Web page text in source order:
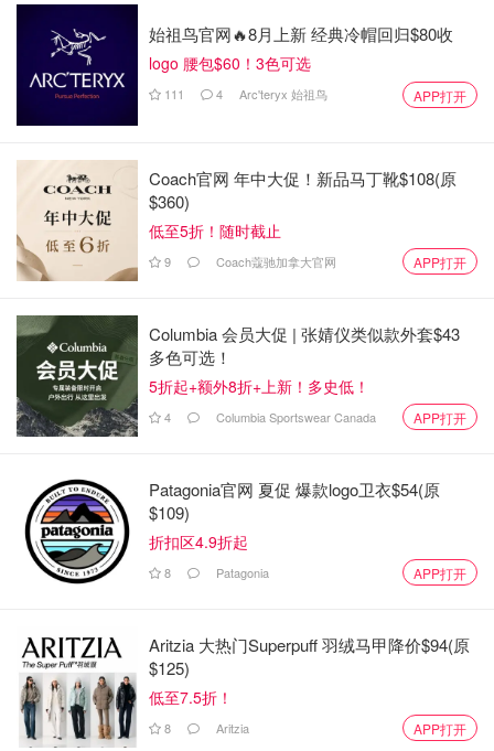
嫌疑人！
始祖鸟官网🔥8月上新 经典冷帽回归$80收
logo 腰包$60！3色可选
111 4 Arc'teryx 始祖鸟 APP打开
Coach官网 年中大促！新品马丁靴$108(原
$360)
低至5折！随时截止
9 Coach蔻驰加拿大官网 APP打开
Columbia 会员大促 | 张婧仪类似款外套$43
多色可选！
5折起+额外8折+上新！多史低！
4 Columbia Sportswear Canada APP打开
Patagonia官网 夏促 爆款logo卫衣$54(原
$109)
折扣区4.9折起
8 Patagonia APP打开
Aritzia 大热门Superpuff 羽绒马甲降价$94(原
$125)
低至7.5折！
8 Aritzia APP打开